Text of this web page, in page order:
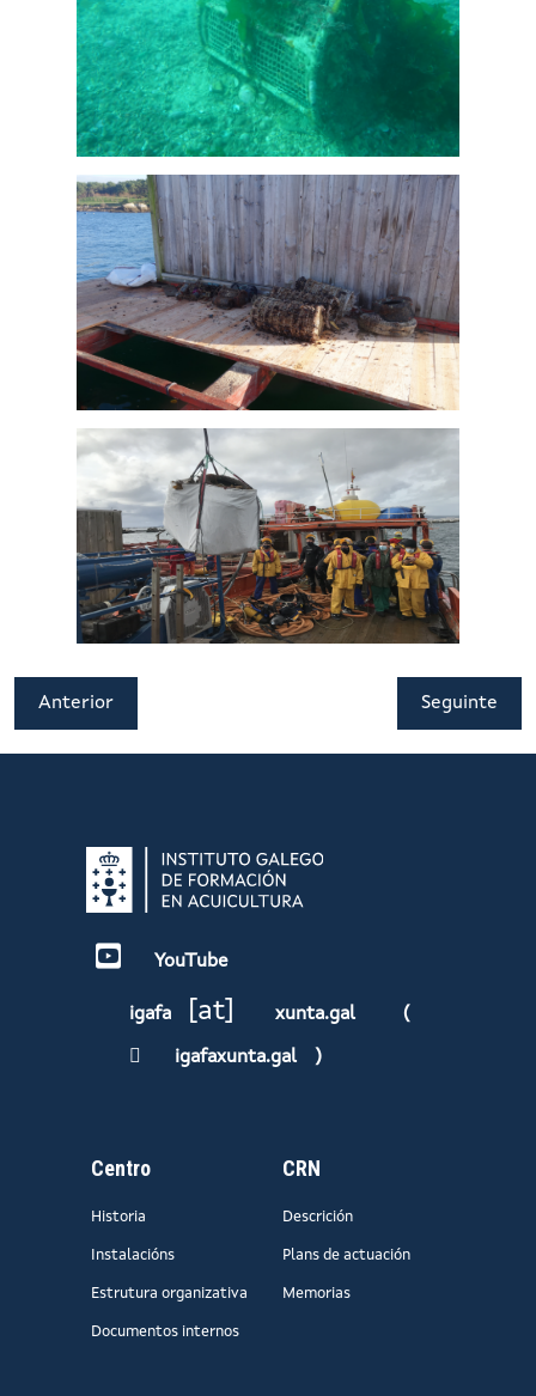
Anterior Seguinte
YouTube
igafa [at] xunta.gal (
igafaxunta.gal )
Centro
Historia
Instalacións
Estrutura organizativa
Documentos internos
CRN
Descrición
Plans de actuación
Memorias